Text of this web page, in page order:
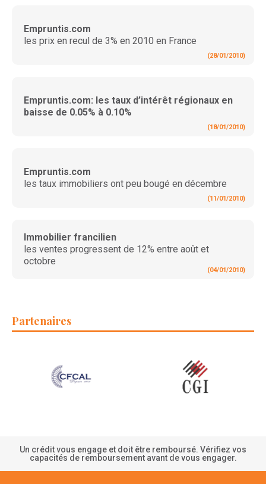
Empruntis.com
les prix en recul de 3% en 2010 en France
(28/01/2010)
Empruntis.com: les taux d’intérêt régionaux en
baisse de 0.05% à 0.10%
(18/01/2010)
Empruntis.com
les taux immobiliers ont peu bougé en décembre
(11/01/2010)
Immobilier francilien
les ventes progressent de 12% entre août et
octobre
(04/01/2010)
Partenaires
Un crédit vous engage et doit être remboursé. Vérifiez vos
capacités de remboursement avant de vous engager.